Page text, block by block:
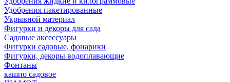
Удобрения пакетированные
Укрывной материал
Фигурки и декоры для сада
Садовые аксессуары
Фигурки садовые, фонарики
Фигурки, декоры водоплавающие
Фонтаны
кашпо садовое